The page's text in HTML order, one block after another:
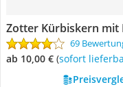
Zotter Kürbiskern mit
69
ab 10,00 € ( Sofort